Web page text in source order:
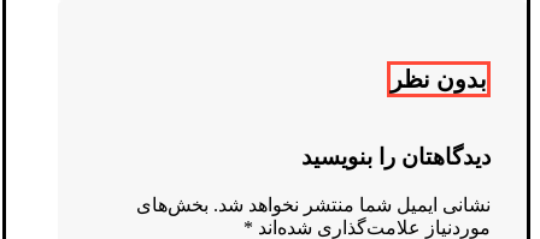
بدون نظر
دیدگاهتان را بنویسید
نشانی ایمیل شما منتشر نخواهد شد. بخش‌های
موردنیاز علامت‌گذاری شده‌اند *